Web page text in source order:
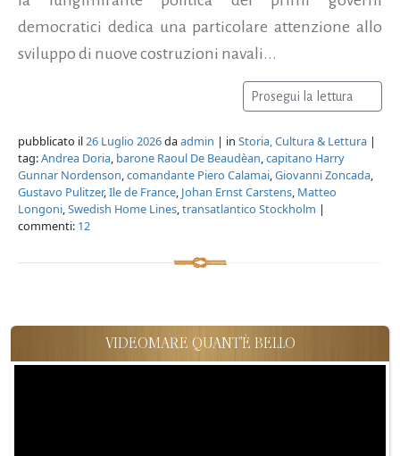
democratici dedica una particolare attenzione allo
sviluppo di nuove costruzioni navali...
Prosegui la lettura
pubblicato il 26 Luglio 2026daadmin | in Storia, Cultura & Lettura |
tag:Andrea Doria barone Raoul De Beaudèan capitano Harry
Gunnar Nordenson comandante Piero Calamai Giovanni Zoncada
Gustavo Pulitzer, Ile de France Johan Ernst Carstens Matteo
Longoni Swedish Home Lines transatlantico Stockholm |
commenti: 12
VIDEOMARE QUANT'È BELLO